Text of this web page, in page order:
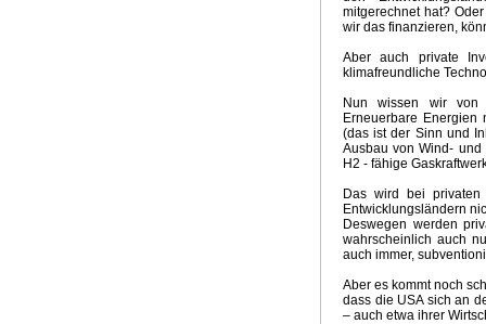
mitgerechnet hat?
wir das finanzieren,
Aber auch private
klimafreundliche
Nun wissen wir von
Erneuerbare Energien
(das ist der Sinn und
Ausbau von Wind- und
H2 - fähige
Das wird bei privaten
Entwicklungsländern
Deswegen werden
wahrscheinlich auch
auch immer,
Aber es kommt noch
dass die USA sich an
– auch etwa ihrer